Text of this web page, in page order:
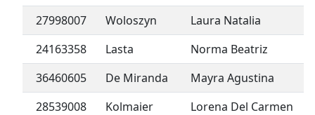
27998007
Woloszyn
Laura Natalia
24163358
Lasta
Norma Beatriz
36460605
De Miranda
Mayra Agustina
28539008
Kolmaier
Lorena Del Carmen